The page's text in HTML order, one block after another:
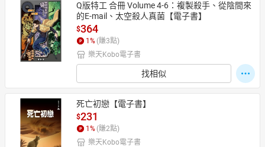
Q版特工 合冊 Volume 4-6：複製殺手、從陰間來
的E-mail、太空殺人真菌【電子書】
$364
1 % (賺3點)
樂天Kobo電子書
找相似
死亡初戀【電子書】
$231
1 % (賺2點)
樂天Kobo電子書